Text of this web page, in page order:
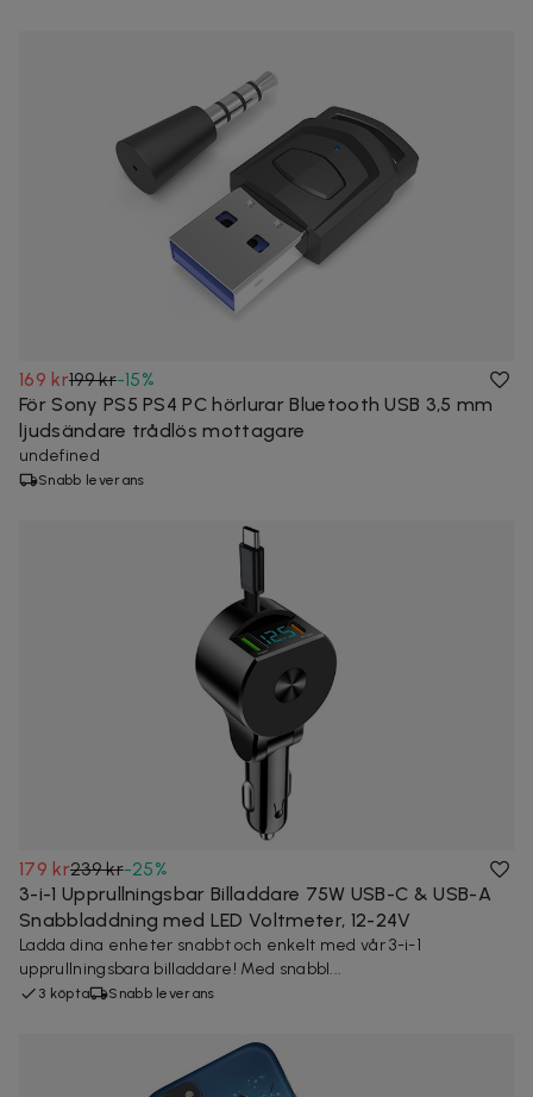
169 kr199 kr-15%
För Sony PS5 PS4 PC hörlurar Bluetooth USB 3,5 mm
ljudsändare trådlös mottagare
undefined
Snabb leverans
179 kr239 kr-25%
3-i-1 Upprullningsbar Billaddare 75W USB-C & USB-A
Snabbladdning med LED Voltmeter, 12-24V
Ladda dina enheter snabbt och enkelt med vår 3-i-1
upprullningsbara billaddare! Med snabbl...
3 köpta Snabb leverans